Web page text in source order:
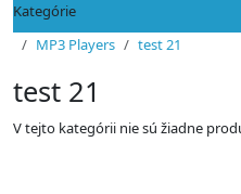
Kategórie
MP3 Players
test 21
test 21
V tejto kategórii nie sú žiadne